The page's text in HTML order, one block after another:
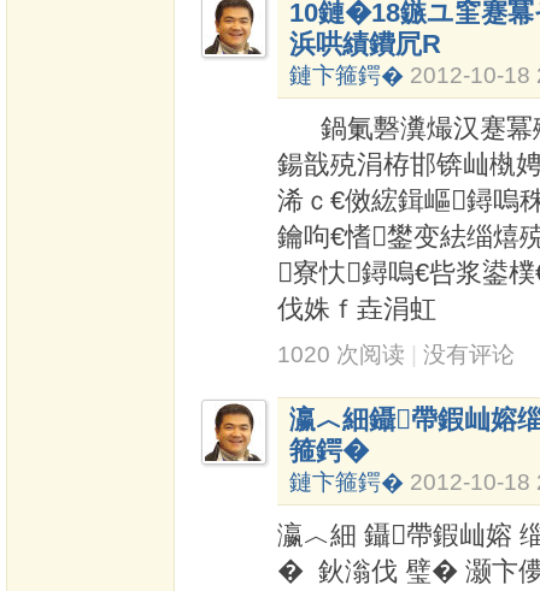
10鏈�18鏃ユ窐蹇冪
浜哄績鐨凥R
鏈卞箍鍔� 2012-10-18
鍋氭礊瀵熶汉蹇冪
鍚戠殑涓栫邯锛屾槸
浠ｃ€傚綋鍓嶇鐞嗚
鑰呴€愭鐢变紶缁熺
寮忕鐞嗚€呰浆鍙
伐姝ｆ垚涓虹
1020 次阅读 没有评论
瀛︿細鑷帶鍜屾嫆
箍鍔�
鏈卞箍鍔� 2012-10-18
瀛︿細 鑷帶鍜屾嫆
� 鈥滃伐 璧� 灏卞